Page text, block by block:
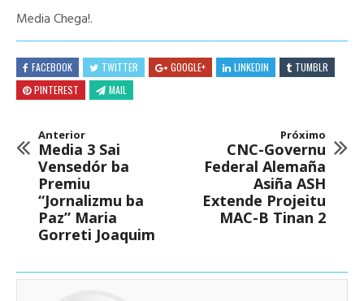
Media Chega!.
FACEBOOK TWITTER GOOGLE+ LINKEDIN
TUMBLR
PINTEREST
MAIL
Anterior
Media 3 Sai
Vensedór ba
Premiu
“Jornalizmu ba
Paz” Maria
Gorreti Joaquim
Próximo
CNC-Governu
Federal Alemaña
Asiña ASH
Extende Projeitu
MAC-B Tinan 2